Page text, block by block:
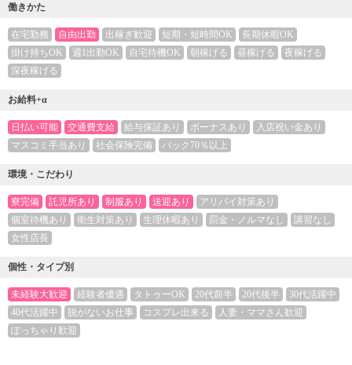
働きかた
在宅勤務 自由出勤 出稼ぎ歓迎 短期・短時間OK
長期休暇OK
掛け持ちOK
週1出勤OK 自宅待機OK 朝稼げる 昼稼げる
夜稼げる
深夜稼げる
お給料+α
日払い可能 交通費支給 給与保証あり ボーナスあり
入店祝い金あり
マスコミ手当あり
社会保険完備 バック70％以上
環境・こだわり
寮完備 託児所あり 制服あり 送迎あり
アリバイ対策あり
個室待機あり
衛生対策あり 生理休暇あり 罰金・ノルマなし
講習なし
女性店長
個性・タイプ別
未経験大歓迎 経験者優遇 タトゥーOK 20代前半 20代後半
30代活躍中
40代活躍中
脱がないお仕事 コスプレ出来る
人妻・ママさん歓迎
ぽっちゃり歓迎